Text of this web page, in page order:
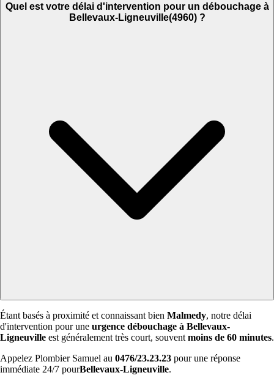
Quel est votre délai d'intervention pour un débouchage à
Bellevaux-Ligneuville(4960) ?
Étant basés à proximité et connaissant bien Malmedy, notre délai
d'intervention pour une urgence débouchage à Bellevaux-
Ligneuville est généralement très court, souvent moins de 60 minutes.
Appelez Plombier Samuel au 0476/23.23.23 pour une réponse
immédiate 24/7 pourBellevaux-Ligneuville.